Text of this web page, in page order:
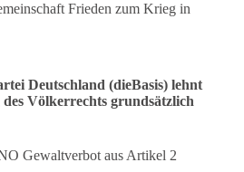
Frieden zum Krieg in
Deutschland (dieBasis) lehnt
Völkerrechts grundsätzlich
Gewaltverbot aus Artikel 2